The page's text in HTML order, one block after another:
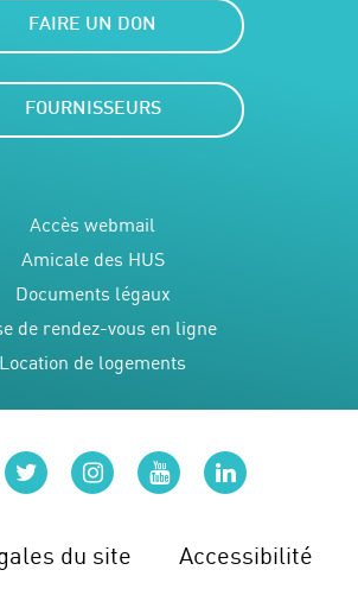
FAIRE UN DON
FOURNISSEURS
Accès webmail
Amicale des HUS
Documents légaux
de rendez-vous en ligne
Location de logements
du site Accessibilité
twitterinstagram
youtubelinkedin